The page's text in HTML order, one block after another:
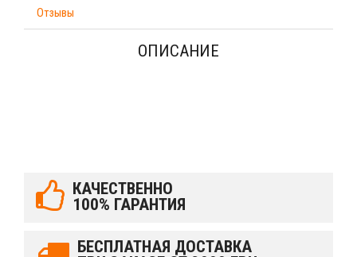
Отзывы
ОПИСАНИЕ
КАЧЕСТВЕННО
100% ГАРАНТИЯ
БЕСПЛАТНАЯ ДОСТАВКА